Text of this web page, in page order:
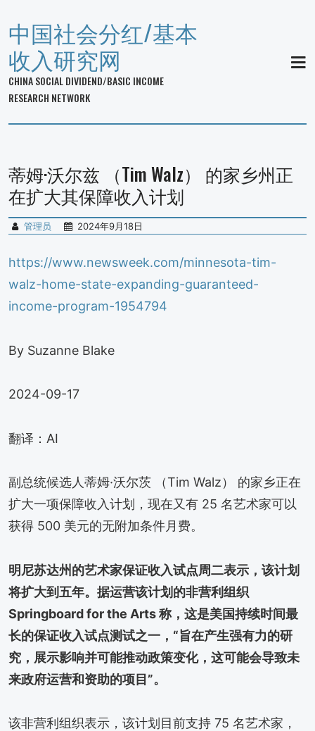
中国社会分红/基本
收入研究网
CHINA SOCIAL DIVIDEND/BASIC INCOME
RESEARCH NETWORK
蒂姆·沃尔兹 （Tim Walz） 的家乡州正
在扩大其保障收入计划
管理员 2024年9月18日
https://www.newsweek.com/minnesota-tim-
walz-home-state-expanding-guaranteed-
income-program-1954794
By Suzanne Blake
2024-09-17
翻译：AI
副总统候选人蒂姆·沃尔茨 （Tim Walz） 的家乡正在
扩大一项保障收入计划，现在又有 25 名艺术家可以
获得 500 美元的无附加条件月费。
明尼苏达州的艺术家保证收入试点周二表示，该计划
将扩大到五年。据运营该计划的非营利组织
Springboard for the Arts 称，这是美国持续时间最
长的保证收入试点测试之一，“旨在产生强有力的研
究，展示影响并可能推动政策变化，这可能会导致未
来政府运营和资助的项目”。
该非营利组织表示，该计划目前支持 75 名艺术家，